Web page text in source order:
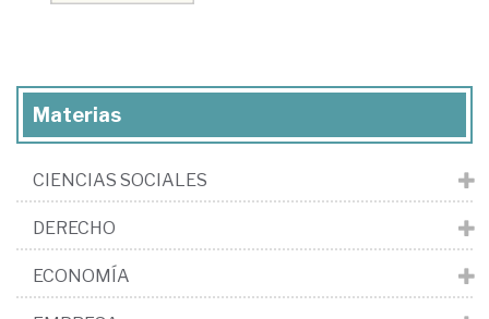
Materias
CIENCIAS SOCIALES
DERECHO
ECONOMÍA